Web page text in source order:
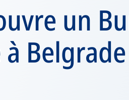
un
Belgrade